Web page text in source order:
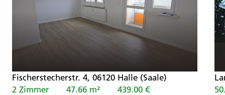
Fischerstecherstr. 4, 06120 Halle (Saale)
2 Zimmer
47.66 m²
439.00 €